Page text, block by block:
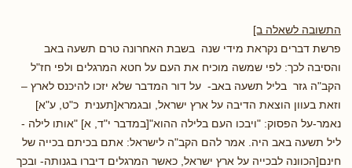
התשובה לשאלה ב]
פרשת דברים נקראת מידי שנה בשבת האחרונה טרם תשעה באב
והסיבה לכך: לפי שמשה מוכיח את העם על חטא המרגלים ולפי חז"ל
הקב"ה גזר בליל תשעה באב- על דור המדבר שלא יזכו להיכנס לארץ –
וזאת בעוון הוצאת הדיבה על ארץ ישראל, ובגמרא[תענית כ"ט, ע"א]
נאמר-על הפסוק: "ויבכו העם בלילה ההוא"[במדבר י"ד, א] "אותו לילה -
ליל תשעה באב היה. אמר להם הקב"ה לישראל: אתם בכיתם בכייה של
חינם[הכוונה לבכייה על ארץ ישראל, כאשר המרגלים דיברו בגנותה- ובכך